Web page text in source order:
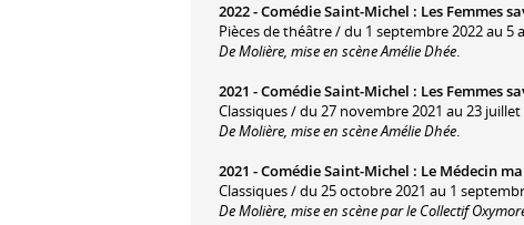
2022 -Comédie Saint-Michel : Les Femmes
Pièces de théâtre / du 1 septembre 2022 au 5
De Molière, mise en scène Amélie Dhée.
2021 -Comédie Saint-Michel : Les Femmes
Classiques / du 27 novembre 2021 au 23 juillet
De Molière, mise en scène Amélie Dhée.
2021 -Comédie Saint-Michel : Le Médecin
Classiques / du 25 octobre 2021 au 1
De Molière, mise en scène par le Collectif